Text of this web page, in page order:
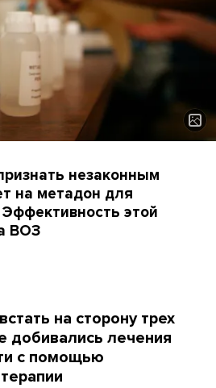
незаконным
на метадон для
этой
ВОЗ
на сторону трех
добивались лечения
с помощью